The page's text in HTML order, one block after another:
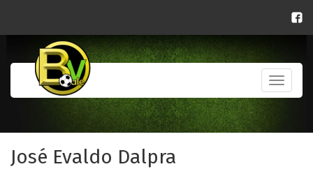
Toggle
José Evaldo Dalpra